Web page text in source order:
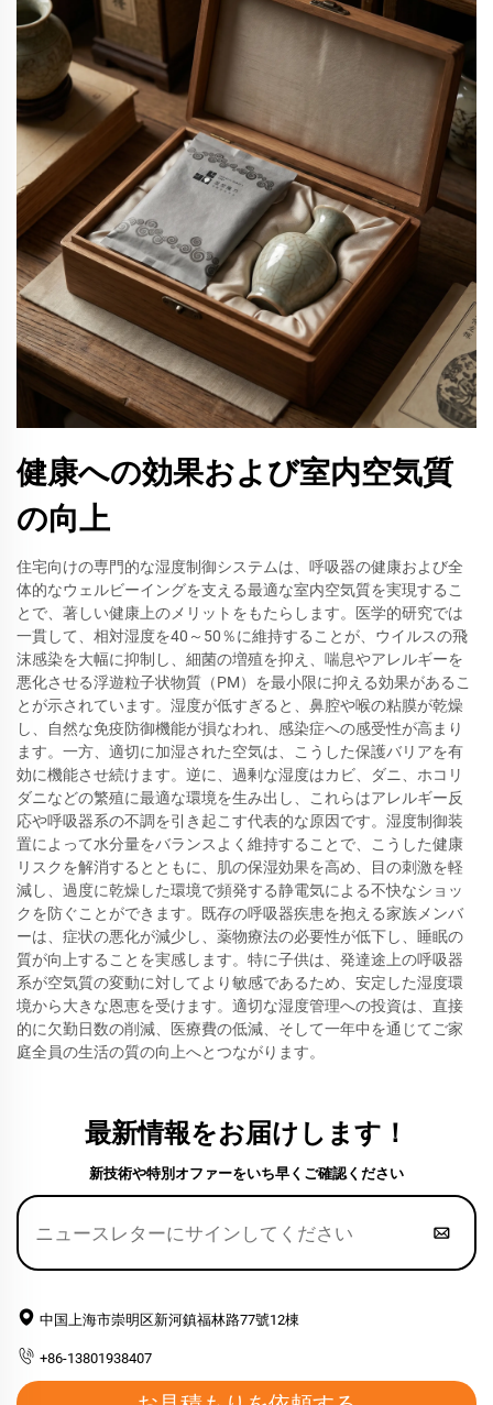
健康への効果および室内空気質
の向上
住宅向けの専門的な湿度制御システムは、呼吸器の健康および全
体的なウェルビーイングを支える最適な室内空気質を実現するこ
とで、著しい健康上のメリットをもたらします。医学的研究では
一貫して、相対湿度を40～50％に維持することが、ウイルスの飛
沫感染を大幅に抑制し、細菌の増殖を抑え、喘息やアレルギーを
悪化させる浮遊粒子状物質（PM）を最小限に抑える効果があるこ
とが示されています。湿度が低すぎると、鼻腔や喉の粘膜が乾燥
し、自然な免疫防御機能が損なわれ、感染症への感受性が高まり
ます。一方、適切に加湿された空気は、こうした保護バリアを有
効に機能させ続けます。逆に、過剰な湿度はカビ、ダニ、ホコリ
ダニなどの繁殖に最適な環境を生み出し、これらはアレルギー反
応や呼吸器系の不調を引き起こす代表的な原因です。湿度制御装
置によって水分量をバランスよく維持することで、こうした健康
リスクを解消するとともに、肌の保湿効果を高め、目の刺激を軽
減し、過度に乾燥した環境で頻発する静電気による不快なショッ
クを防ぐことができます。既存の呼吸器疾患を抱える家族メンバ
ーは、症状の悪化が減少し、薬物療法の必要性が低下し、睡眠の
質が向上することを実感します。特に子供は、発達途上の呼吸器
系が空気質の変動に対してより敏感であるため、安定した湿度環
境から大きな恩恵を受けます。適切な湿度管理への投資は、直接
的に欠勤日数の削減、医療費の低減、そして一年中を通じてご家
庭全員の生活の質の向上へとつながります。
最新情報をお届けします！
新技術や特別オファーをいち早くご確認ください
中国上海市崇明区新河鎮福林路77號12棟
+86-13801938407